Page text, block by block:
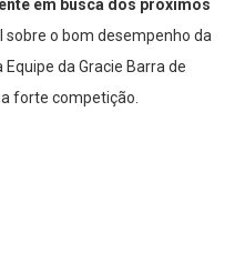
em busca dos próximos
sobre o bom desempenho da
da Gracie Barra de
forte competição.